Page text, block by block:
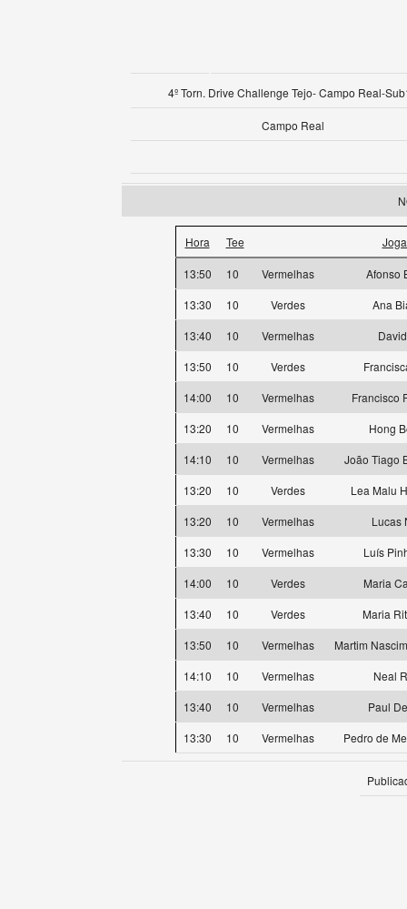
4º Torn. Drive Challenge Tejo- Campo Real-
Campo Real
Hora Tee
13:50 10 Vermelhas
Afonso
13:30
10 Verdes
Ana
13:40
10 Vermelhas
13:50
10 Verdes
14:00
10 Vermelhas
Francisco
13:20
10 Vermelhas
Hong
14:10
10 Vermelhas
João Tiago
13:20
10 Verdes
Lea Malu
13:20
10 Vermelhas
Lucas
13:30
10 Vermelhas
Luís
14:00
10 Verdes
Maria
13:40
10 Verdes
Maria
13:50
10 Vermelhas
Martim
14:10
10 Vermelhas
Neal
13:40
10 Vermelhas
Paul
13:30
10 Vermelhas Pedro de